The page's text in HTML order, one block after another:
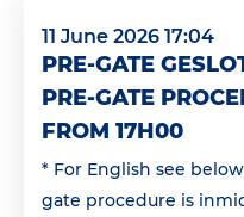
11 June 2026 17:04
PRE-GATE
PRE-GATE
FROM 17H00
* For English see
gate procedure is